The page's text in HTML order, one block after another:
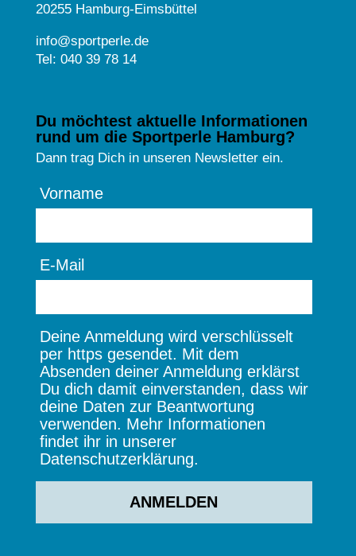
20255 Hamburg-Eimsbüttel
info@sportperle.de
Tel: 040 39 78 14
Du möchtest aktuelle Informationen
rund um die Sportperle Hamburg?
Dann trag Dich in unseren Newsletter ein.
Vorname
E-Mail
Deine Anmeldung wird verschlüsselt
per https gesendet. Mit dem
Absenden deiner Anmeldung erklärst
Du dich damit einverstanden, dass wir
deine Daten zur Beantwortung
verwenden. Mehr Informationen
findet ihr in unserer
Datenschutzerklärung.